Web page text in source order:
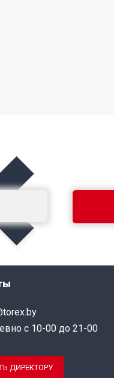
с 10-00 до 21-00
ДИРЕКТОРУ